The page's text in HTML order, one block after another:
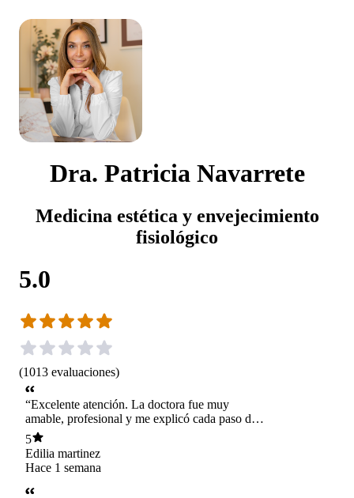
Dra. Patricia Navarrete
Medicina estética y envejecimiento
fisiológico
5.0
(1013 evaluaciones)
“Excelente atención. La doctora fue muy
amable, profesional y me explicó cada paso del
procedimiento de polinucleótidos, lo que me
hizo sentir muy segura y tranquila. Pensé que el
tratamiento iba a doler mucho más, pero fue
totalmente soportable gracias a su delicadeza y
técnica , sin duda la recomiendo.
5
Edilia martinez
Hace 1 semana